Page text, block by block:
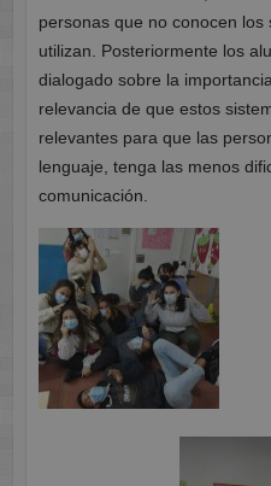
personas que no conocen los
utilizan. Posteriormente los
dialogado sobre la
relevancia de que estos
relevantes para que las
lenguaje, tenga las menos
comunicación.